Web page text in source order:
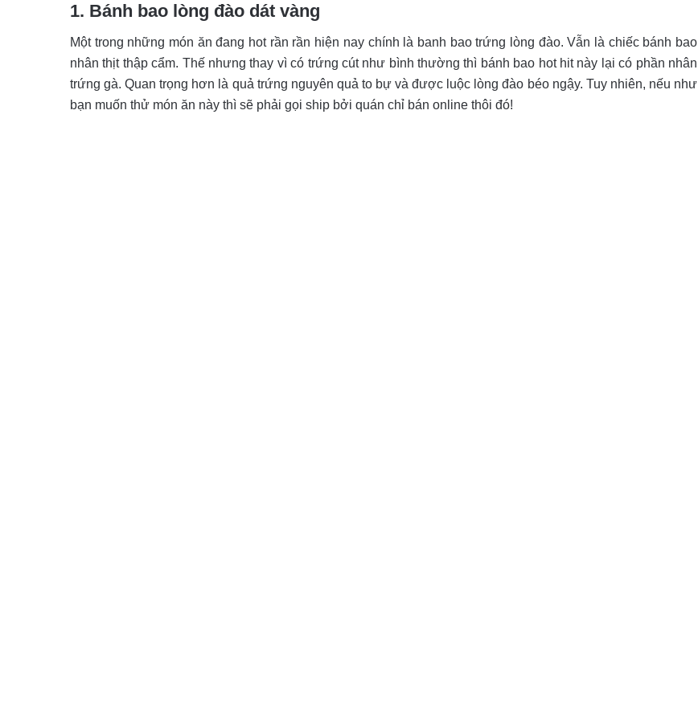
1. Bánh bao lòng đào dát vàng
Một trong những món ăn đang hot rần rần hiện nay chính là banh bao trứng lòng đào. Vẫn là chiếc bánh bao
nhân thịt thập cẩm. Thế nhưng thay vì có trứng cút như bình thường thì bánh bao hot hit này lại có phần nhân
trứng gà. Quan trọng hơn là quả trứng nguyên quả to bự và được luộc lòng đào béo ngậy. Tuy nhiên, nếu như
bạn muốn thử món ăn này thì sẽ phải gọi ship bởi quán chỉ bán online thôi đó!